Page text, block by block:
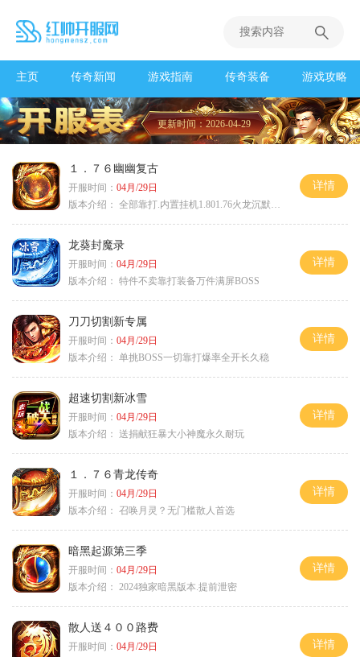
主页 传奇新闻 游戏指南 传奇装备 游戏攻略
更新时间：2026-04-29
１．７６幽幽复古
开服时间： 04月/29日
版本介绍： 全部靠打.内置挂机1.801.76火龙沉默微变
详情
龙葵封魔录
开服时间： 04月/29日
版本介绍： 特件不卖靠打装备万件满屏BOSS
详情
刀刀切割新专属
开服时间： 04月/29日
版本介绍： 单挑BOSS一切靠打爆率全开长久稳
详情
超速切割新冰雪
开服时间： 04月/29日
版本介绍： 送捐献狂暴大小神魔永久耐玩
详情
１．７６青龙传奇
开服时间： 04月/29日
版本介绍： 召唤月灵？无门槛散人首选
详情
暗黑起源第三季
开服时间： 04月/29日
版本介绍： 2024独家暗黑版本.提前泄密
详情
散人送４００路费
开服时间： 04月/29日
详情